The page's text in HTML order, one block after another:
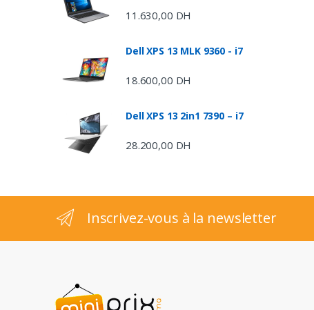
e
11.630,00 DH
Dell XPS 13 MLK 9360 - i7
18.600,00 DH
Dell XPS 13 2in1 7390 – i7
28.200,00 DH
Inscrivez-vous à la newsletter